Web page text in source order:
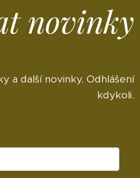
novinky
a další novinky. Odhlášení
kdykoli.